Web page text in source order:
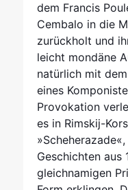
dem Francis
Cembalo in die
zurückholt und
leicht mondäne
natürlich mit
eines
Provokation
es in Rimskij-
Geschichten aus
gleichnamigen